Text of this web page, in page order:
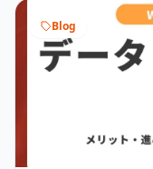
Blog